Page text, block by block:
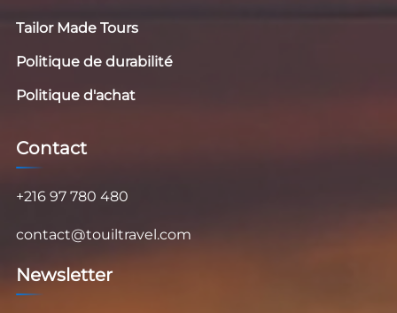
Tailor Made Tours
Politique de durabilité
Politique d'achat
Contact
+216 97 780 480
contact@touiltravel.com
Newsletter